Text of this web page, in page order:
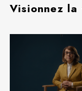
Visionnez la